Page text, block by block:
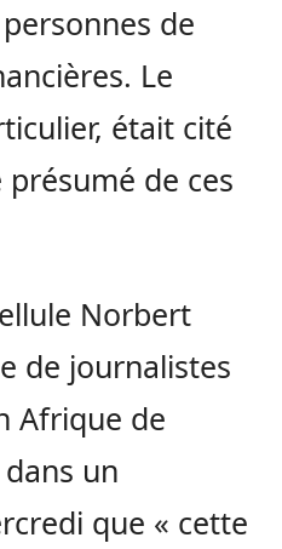
de
Le
était cité
de ces
Norbert
de journalistes
Afrique de
dans un
que « cette